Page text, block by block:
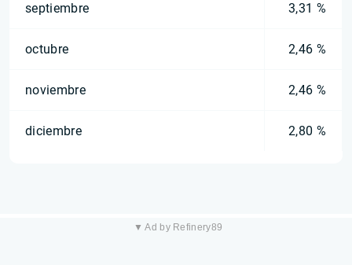
septiembre 3,31 %
octubre 2,46 %
noviembre 2,46 %
diciembre 2,80 %
▼ Ad by Refinery89